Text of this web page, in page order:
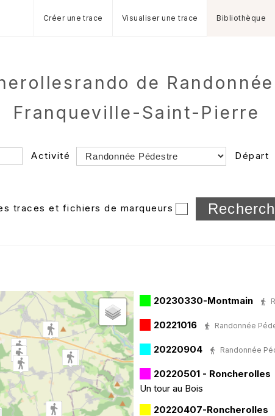
Créer une trace Visualiser une trace Bibliothèque
de
Franqueville-Saint-Pierre
Activité Départ
Dossier
et sous-
traces et fichiers de marqueurs
20230330-Montmain
20221016 Randonnée
20220904 Randonnée
20220501 - Roncherolles
Un tour au Bois
20220407-Roncherolles